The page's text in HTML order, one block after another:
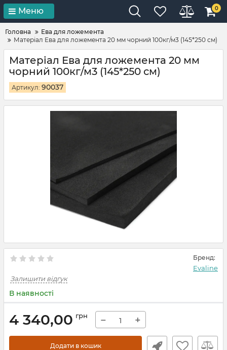
Меню 0
Головна
Ева для ложемента
Матеріал Ева для ложемента 20 мм чорний 100кг/м3 (145*250 см)
Матеріал Ева для ложемента 20 мм
чорний 100кг/м3 (145*250 см)
Артикул: 90037
Бренд:
Evaline
Залишити відгук
В наявності
4 340,00 грн − +
Додати в кошик